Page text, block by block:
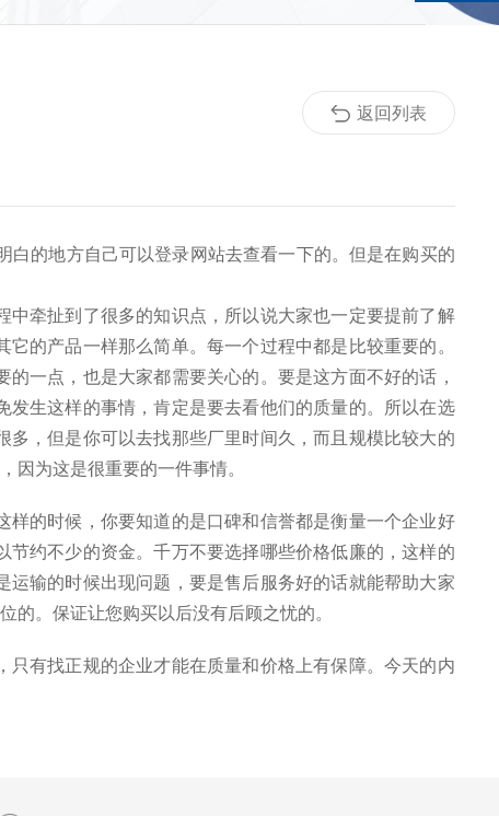
的地方自己可以登录网站去查看一下的。但是在购买的
牵扯到了很多的知识点，所以说大家也一定要提前了解
的产品一样那么简单。每一个过程中都是比较重要的。
一点，也是大家都需要关心的。要是这方面不好的话，
生这样的事情，肯定是要去看他们的质量的。所以在选
，但是你可以去找那些厂里时间久，而且规模比较大的
因为这是很重要的一件事情。
的时候，你要知道的是口碑和信誉都是衡量一个企业好
约不少的资金。千万不要选择哪些价格低廉的，这样的
输的时候出现问题，要是售后服务好的话就能帮助大家
的。保证让您购买以后没有后顾之忧的。
有找正规的企业才能在质量和价格上有保障。今天的内
返回列表